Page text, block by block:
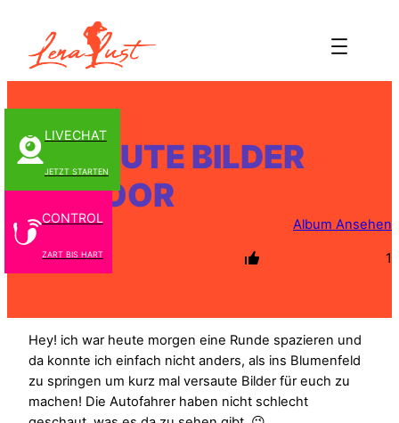
springen
VERSAUTE BILDER
OUTDOOR
Album Ansehen
1
Hey! ich war heute morgen eine Runde spazieren und
da konnte ich einfach nicht anders, als ins Blumenfeld
zu springen um kurz mal versaute Bilder für euch zu
machen! Die Autofahrer haben nicht schlecht
LIVECHAT
JETZT STARTEN
CONTROL
ZART BIS HART